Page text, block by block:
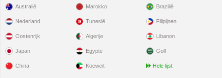
Australië
Nederland
Oostenrijk
Japan
China
Marokko
Tunesië
Algerije
Egypte
Koeweit
Brazilië
Filipijnen
Libanon
Golf
Hele lijst